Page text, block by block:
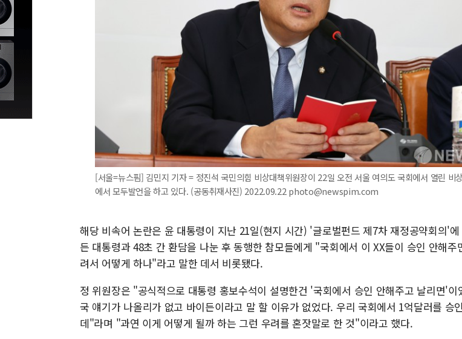
[서울=뉴스핌] 김민지 기자 = 정진석 국민의힘 비상대책위원장이 22일 오전 서울 여의도 국회에서 열린 비
에서 모두발언을 하고 있다. (공동취재사진) 2022.09.22 photo@newspim.com
해당 비속어 논란은 윤 대통령이 지난 21일(현지 시간) '글로벌펀드 제7차 재정공약회의'
든 대통령과 48초 간 환담을 나눈 후 동행한 참모들에게 "국회에서 이 XX들이 승인 안해주
려서 어떻게 하나"라고 말한 데서 비롯됐다.
정 위원장은 "공식적으로 대통령 홍보수석이 설명한건 '국회에서 승인 안해주고 날리면'이
국 얘기가 나올리가 없고 바이든이라고 말 할 이유가 없었다. 우리 국회에서 1억달러를 승
데"라며 "과연 이게 어떻게 될까 하는 그런 우려를 혼잣말로 한 것"이라고 했다.